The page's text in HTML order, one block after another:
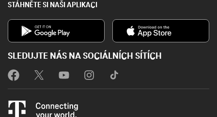
STÁHNĚTE SI NAŠI APLIKACI
SLEDUJTE NÁS NA SOCIÁLNÍCH SÍTÍCH